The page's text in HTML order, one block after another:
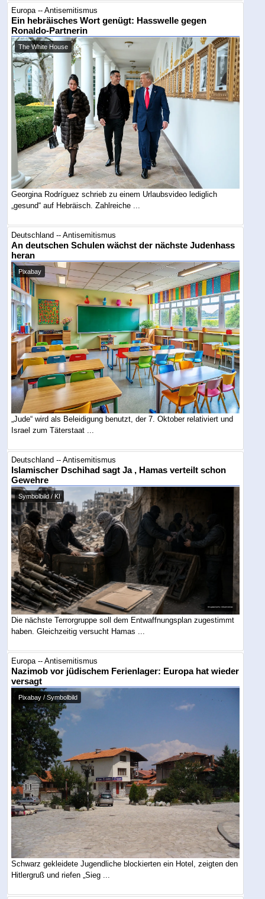
Europa -- Antisemitismus
Ein hebräisches Wort genügt: Hasswelle gegen
Ronaldo-Partnerin
The White House
Georgina Rodríguez schrieb zu einem Urlaubsvideo lediglich
„gesund“ auf Hebräisch. Zahlreiche ...
Deutschland -- Antisemitismus
An deutschen Schulen wächst der nächste Judenhass
heran
Pixabay
„Jude“ wird als Beleidigung benutzt, der 7. Oktober relativiert und
Israel zum Täterstaat ...
Deutschland -- Antisemitismus
Islamischer Dschihad sagt Ja , Hamas verteilt schon
Gewehre
Symbolbild / KI
Die nächste Terrorgruppe soll dem Entwaffnungsplan zugestimmt
haben. Gleichzeitig versucht Hamas ...
Europa -- Antisemitismus
Nazimob vor jüdischem Ferienlager: Europa hat wieder
versagt
Pixabay / Symbolbild
Schwarz gekleidete Jugendliche blockierten ein Hotel, zeigten den
Hitlergruß und riefen „Sieg ...